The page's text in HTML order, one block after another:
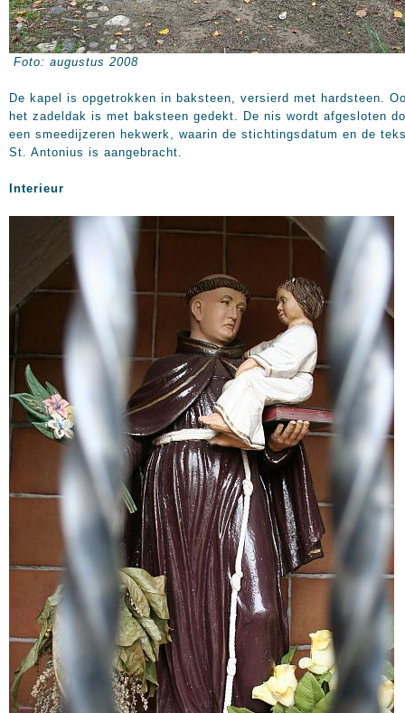
Foto: augustus 2008
De kapel is opgetrokken in baksteen, versierd met hardsteen.
het zadeldak is met baksteen gedekt. De nis wordt afgesloten
een smeedijzeren hekwerk, waarin de stichtingsdatum en de
St. Antonius is aangebracht.
Interieur